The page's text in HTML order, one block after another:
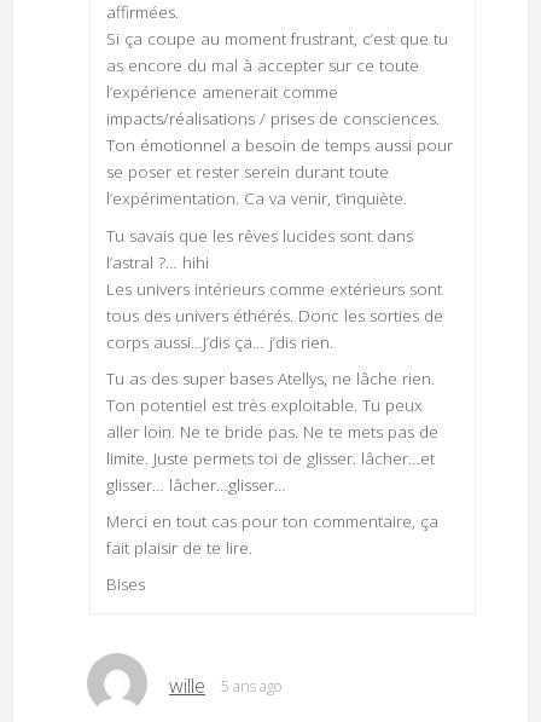
affirmées.
Si ça coupe au moment frustrant, c’est que tu
as encore du mal à accepter sur ce toute
l’expérience amenerait comme
impacts/réalisations / prises de consciences.
Ton émotionnel a besoin de temps aussi pour
se poser et rester serein durant toute
l’expérimentation. Ca va venir, t’inquiète.
Tu savais que les rêves lucides sont dans
l’astral ?… hihi
Les univers intérieurs comme extérieurs sont
tous des univers éthérés. Donc les sorties de
corps aussi…J’dis ça… j’dis rien.
Tu as des super bases Atellys, ne lâche rien.
Ton potentiel est très exploitable. Tu peux
aller loin. Ne te bride pas. Ne te mets pas de
limite. Juste permets toi de glisser. lâcher…et
glisser… lâcher…glisser…
Merci en tout cas pour ton commentaire, ça
fait plaisir de te lire.
Bises
wille 5 ans ago